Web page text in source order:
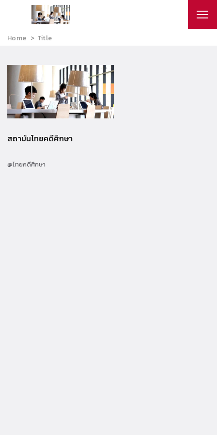
Home Title
สถาบันไทยคดีศึกษา
@ไทยคดีศึกษา